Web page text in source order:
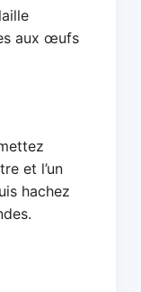
aux œufs
et l’un
hachez